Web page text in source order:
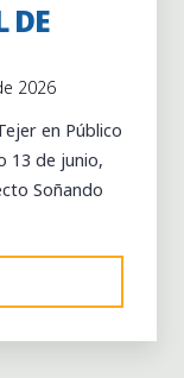
DE
2026
en Público
13 de junio,
Soñando